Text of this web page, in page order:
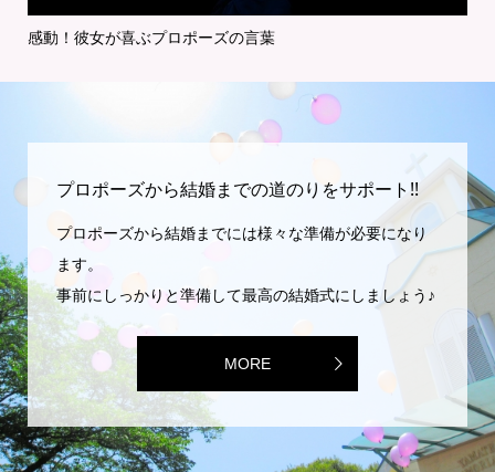
感動！彼女が喜ぶプロポーズの言葉
プロポーズから結婚までの道のりをサポート!!
プロポーズから結婚までには様々な準備が必要になり
ます。
事前にしっかりと準備して最高の結婚式にしましょう♪
MORE